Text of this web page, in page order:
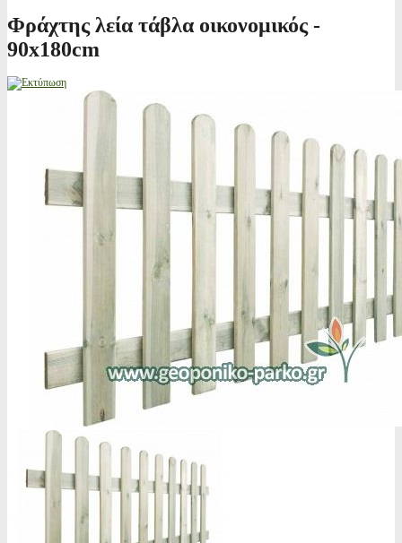
Φράχτης λεία τάβλα οικονομικός -
90x180cm